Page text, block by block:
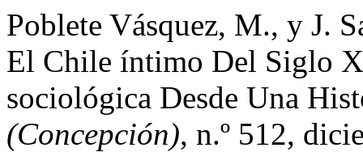
Poblete Vásquez, M., y J.
El Chile íntimo Del Siglo
sociológica Desde Una
(Concepción), n.º 512,